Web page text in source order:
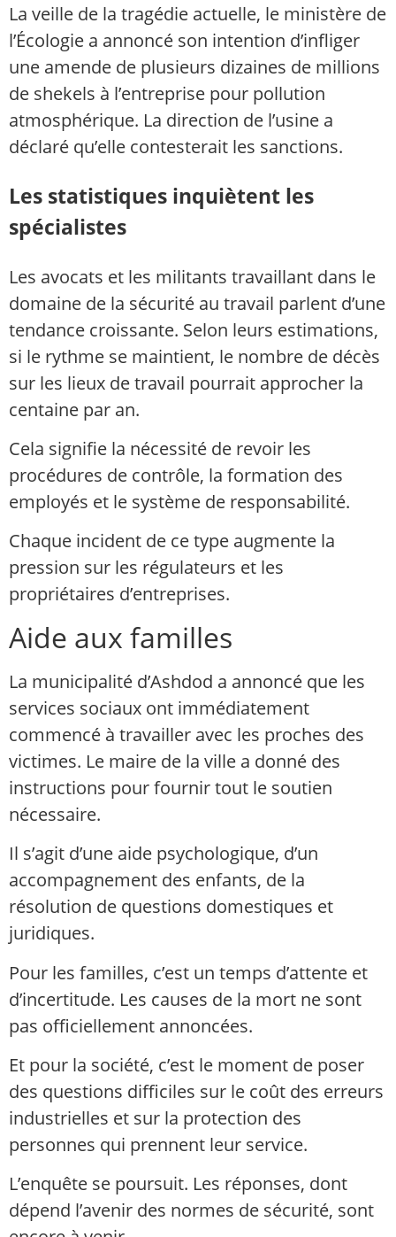
La veille de la tragédie actuelle, le ministère de
l’Écologie a annoncé son intention d’infliger
une amende de plusieurs dizaines de millions
de shekels à l’entreprise pour pollution
atmosphérique. La direction de l’usine a
déclaré qu’elle contesterait les sanctions.
Les statistiques inquiètent les
spécialistes
Les avocats et les militants travaillant dans le
domaine de la sécurité au travail parlent d’une
tendance croissante. Selon leurs estimations,
si le rythme se maintient, le nombre de décès
sur les lieux de travail pourrait approcher la
centaine par an.
Cela signifie la nécessité de revoir les
procédures de contrôle, la formation des
employés et le système de responsabilité.
Chaque incident de ce type augmente la
pression sur les régulateurs et les
propriétaires d’entreprises.
Aide aux familles
La municipalité d’Ashdod a annoncé que les
services sociaux ont immédiatement
commencé à travailler avec les proches des
victimes. Le maire de la ville a donné des
instructions pour fournir tout le soutien
nécessaire.
Il s’agit d’une aide psychologique, d’un
accompagnement des enfants, de la
résolution de questions domestiques et
juridiques.
Pour les familles, c’est un temps d’attente et
d’incertitude. Les causes de la mort ne sont
pas officiellement annoncées.
Et pour la société, c’est le moment de poser
des questions difficiles sur le coût des erreurs
industrielles et sur la protection des
personnes qui prennent leur service.
L’enquête se poursuit. Les réponses, dont
dépend l’avenir des normes de sécurité, sont